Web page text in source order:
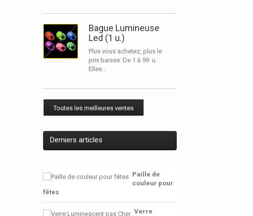
Bague Lumineuse
Led (1 u.)
Plus vous achetez, plus le
prix baisse: De 1 à 99 u.
Elles...
Toutes les meilleures ventes
Derniers articles
Paille de
couleur pour
fêtes
Verre